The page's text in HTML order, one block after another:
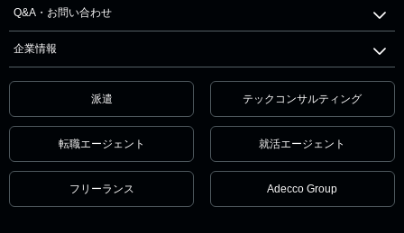
Q&A・お問い合わせ
企業情報
派遣 テックコンサルティング
転職エージェント 就活エージェント
フリーランス Adecco Group